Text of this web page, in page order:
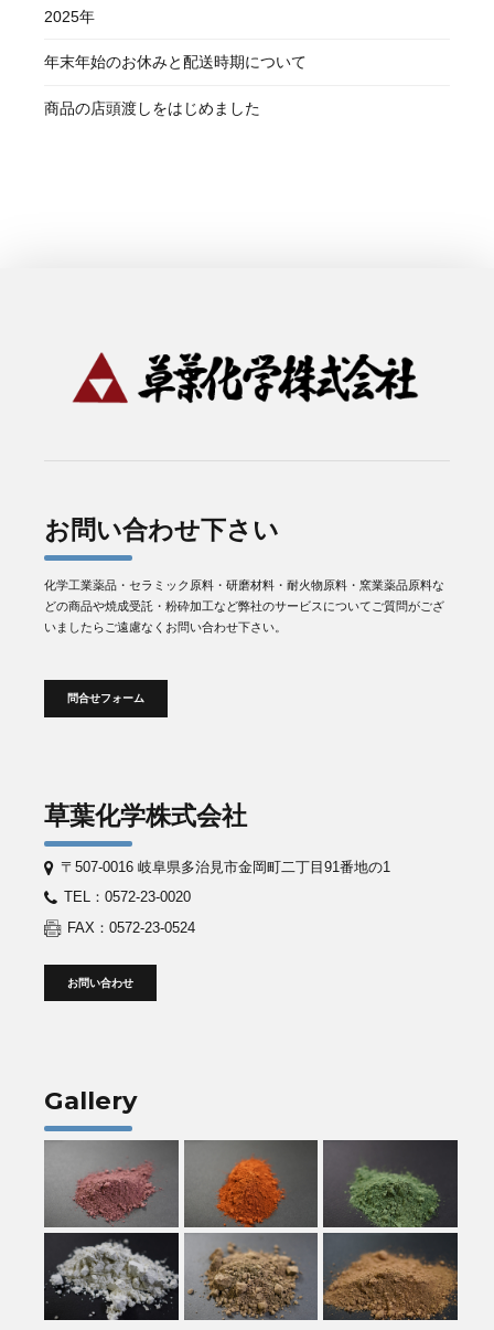
2025年
年末年始のお休みと配送時期について
商品の店頭渡しをはじめました
お問い合わせ下さい
化学工業薬品・セラミック原料・研磨材料・耐火物原料・窯業薬品原料な
どの商品や焼成受託・粉砕加工など弊社のサービスについてご質問がござ
いましたらご遠慮なくお問い合わせ下さい。
問合せフォーム
草葉化学株式会社
〒507-0016 岐阜県多治見市金岡町二丁目91番地の1
TEL：0572-23-0020
FAX：0572-23-0524
お問い合わせ
Gallery